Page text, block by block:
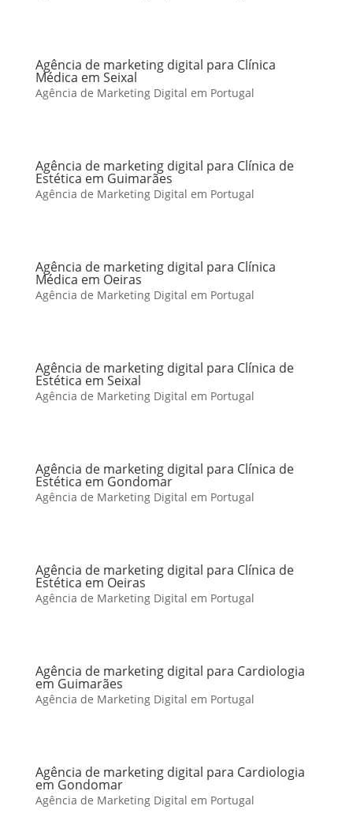
Agência de marketing digital para Clínica
Médica em Seixal
Agência de Marketing Digital em Portugal
Agência de marketing digital para Clínica de
Estética em Guimarães
Agência de Marketing Digital em Portugal
Agência de marketing digital para Clínica
Médica em Oeiras
Agência de Marketing Digital em Portugal
Agência de marketing digital para Clínica de
Estética em Seixal
Agência de Marketing Digital em Portugal
Agência de marketing digital para Clínica de
Estética em Gondomar
Agência de Marketing Digital em Portugal
Agência de marketing digital para Clínica de
Estética em Oeiras
Agência de Marketing Digital em Portugal
Agência de marketing digital para Cardiologia
em Guimarães
Agência de Marketing Digital em Portugal
Agência de marketing digital para Cardiologia
em Gondomar
Agência de Marketing Digital em Portugal